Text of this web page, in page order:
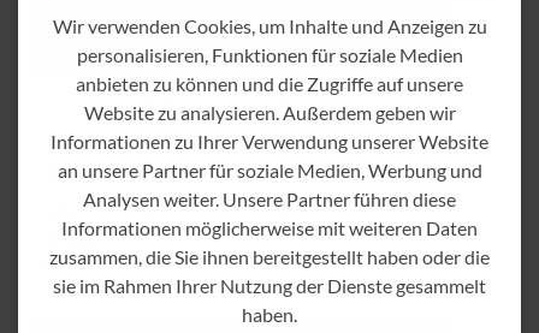
Artikel Nr. Stecker Ø A VPE 1)
KSH
25400
4 22 1.000
25500
5 22 1.000
Wir verwenden Cookies, um Inhalte und Anzeigen zu
personalisieren, Funktionen für soziale Medien
anbieten zu können und die Zugriffe auf unsere
Website zu analysieren. Außerdem geben wir
Informationen zu Ihrer Verwendung unserer Website
an unsere Partner für soziale Medien, Werbung und
Analysen weiter. Unsere Partner führen diese
Informationen möglicherweise mit weiteren Daten
zusammen, die Sie ihnen bereitgestellt haben oder die
sie im Rahmen Ihrer Nutzung der Dienste gesammelt
haben.